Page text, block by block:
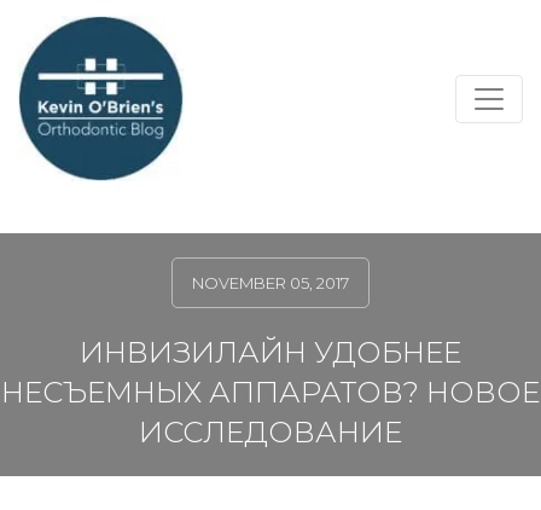
NOVEMBER 05, 2017
ИНВИЗИЛАЙН УДОБНЕЕ
НЕСЪЕМНЫХ АППАРАТОВ? НОВОЕ
ИССЛЕДОВАНИЕ